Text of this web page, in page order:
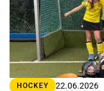
HOCKEY 22.06.2026